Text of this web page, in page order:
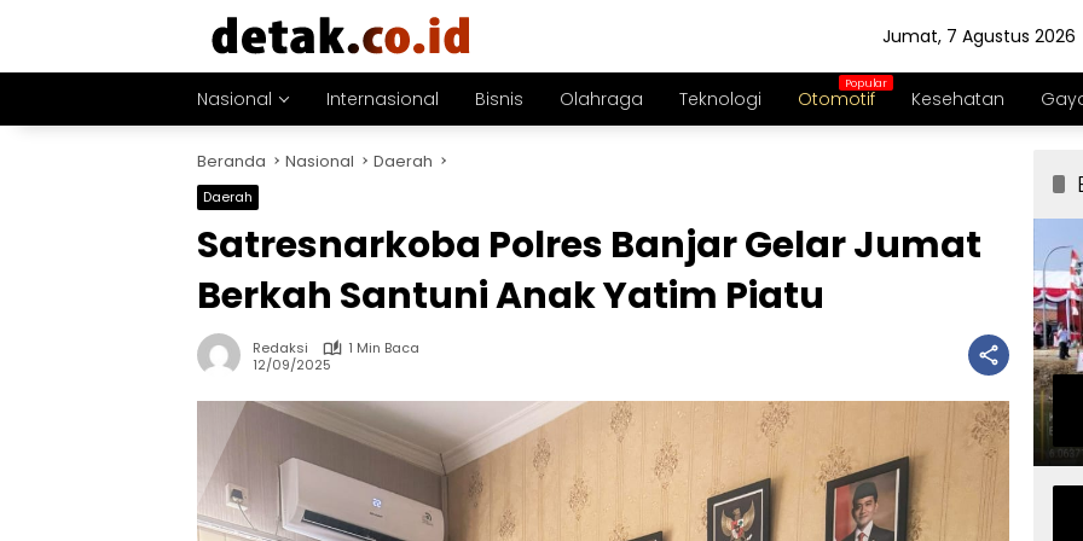
Jumat, 7 Agustus 2026
Nasional Internasional Bisnis Olahraga Teknologi Otomotif Kesehatan
Beranda Nasional Daerah
Daerah
Satresnarkoba Polres Banjar Gelar Jumat
Berkah Santuni Anak Yatim Piatu
Redaksi
1 Min Baca
12/09/2025